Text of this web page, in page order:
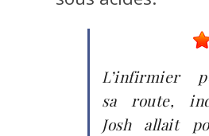
L’infirmier
sa route,
Josh allait